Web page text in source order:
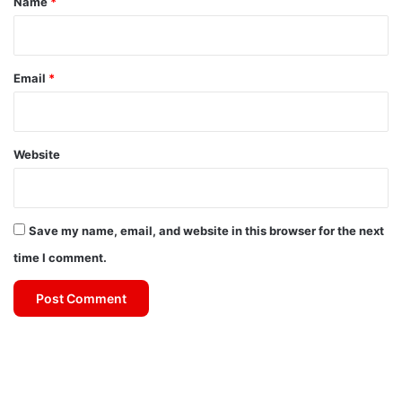
Email *
Website
Save my name, email, and website in this browser for the next
time I comment.